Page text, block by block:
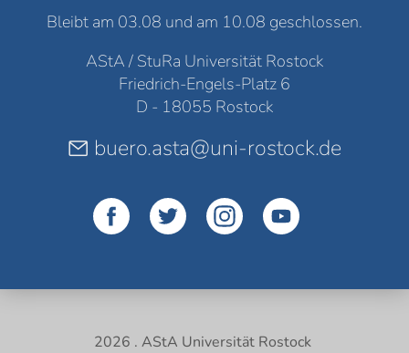
Bleibt am 03.08 und am 10.08 geschlossen.
AStA / StuRa Universität Rostock
Friedrich-Engels-Platz 6
D - 18055 Rostock
buero.asta@uni-rostock.de
2026 . AStA Universität Rostock